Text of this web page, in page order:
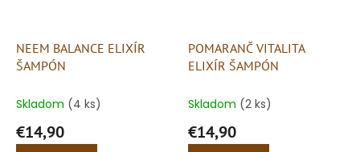
NEEM BALANCE ELIXÍR
ŠAMPÓN
Skladom (4 ks)
€14,90
POMARANČ VITALITA
ELIXÍR ŠAMPÓN
Skladom (2 ks)
€14,90